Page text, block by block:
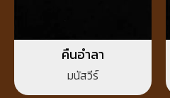
คืนอำลา
มนัสวีร์